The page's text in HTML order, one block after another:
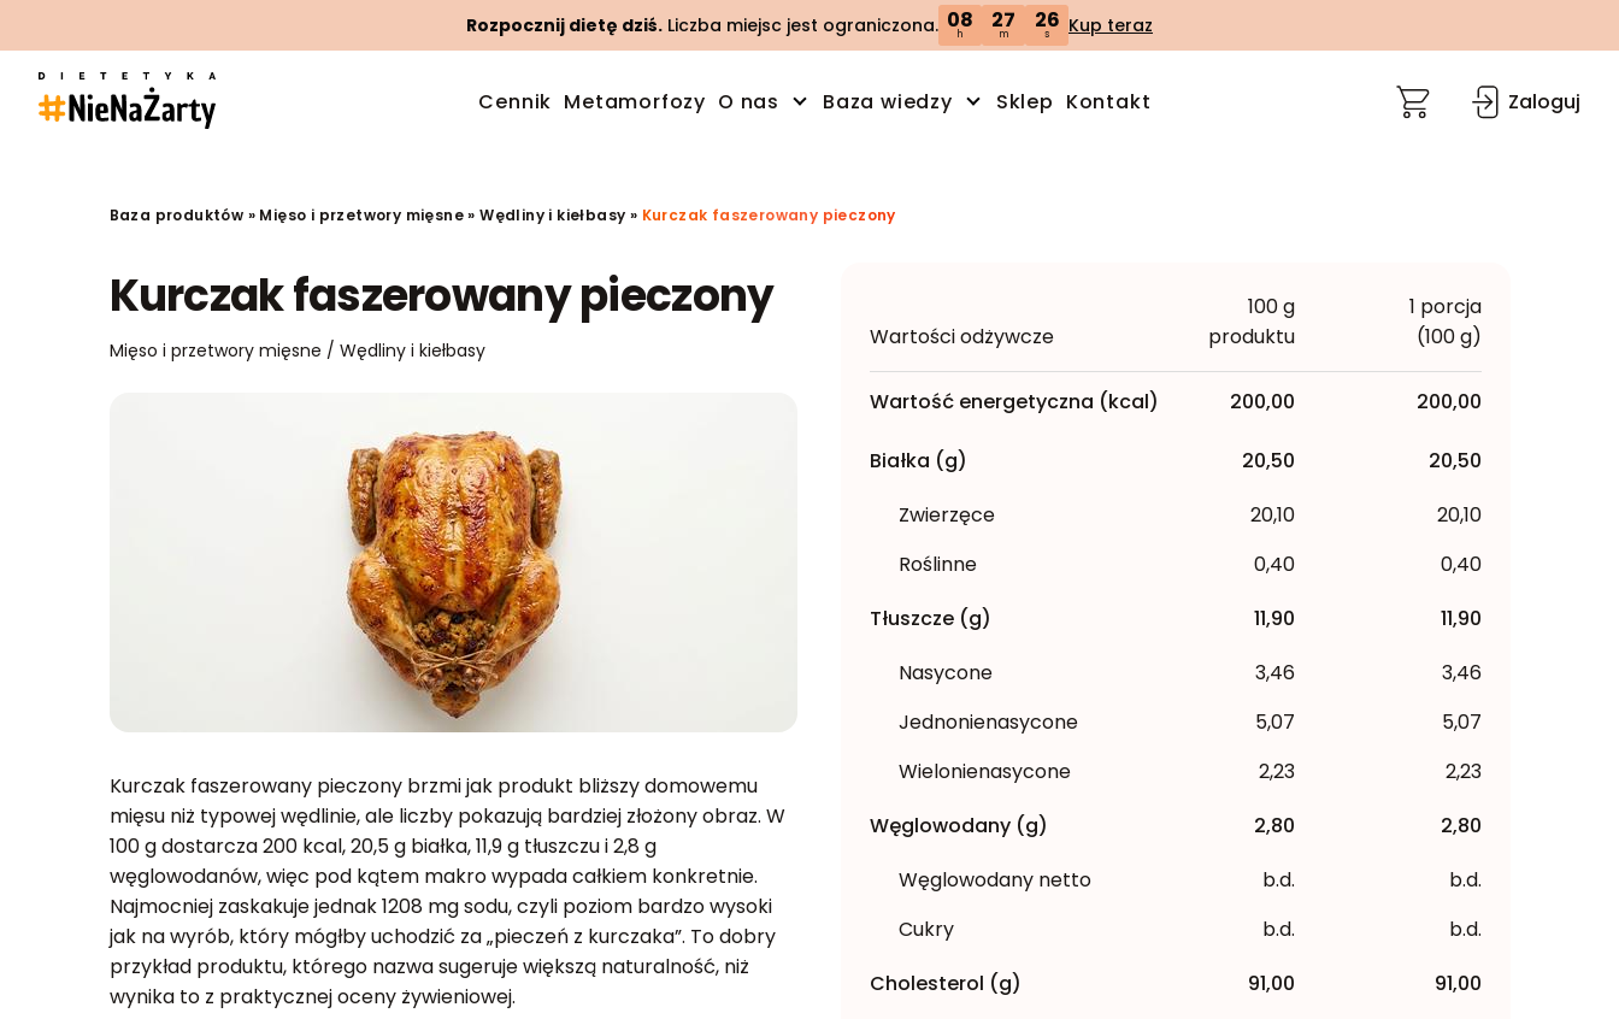
Rozpocznij dietę dziś. Liczba miejsc jest ograniczona. 08
h
27
m
25
s Kup teraz
Cennik Metamorfozy O nas Baza wiedzy Sklep Kontakt Zaloguj
Baza produktów » Mięso i przetwory mięsne»Wędliny i kiełbasy » Kurczak faszerowany pieczony
Kurczak faszerowany pieczony
Mięso i przetwory mięsne / Wędliny i kiełbasy
Kurczak faszerowany pieczony brzmi jak produkt bliższy domowemu
mięsu niż typowej wędlinie, ale liczby pokazują bardziej złożony obraz. W
100 g dostarcza 200 kcal, 20,5 g białka, 11,9 g tłuszczu i 2,8 g
węglowodanów, więc pod kątem makro wypada całkiem konkretnie.
Najmocniej zaskakuje jednak 1208 mg sodu, czyli poziom bardzo wysoki
jak na wyrób, który mógłby uchodzić za „pieczeń z kurczaka”. To dobry
przykład produktu, którego nazwa sugeruje większą naturalność, niż
wynika to z praktycznej oceny żywieniowej.
Wartości odżywcze
100 g
produktu
1 porcja
(100 g)
Wartość energetyczna (kcal) 200,00 200,00
Białka (g) 20,50
20,50
Zwierzęce
20,10
20,10
Roślinne
0,40
0,40
Tłuszcze (g)
11,90
11,90
Nasycone
3,46
3,46
Jednonienasycone
5,07
5,07
Wielonienasycone
2,23
2,23
Węglowodany (g)
2,80
2,80
Węglowodany netto
b.d.
b.d.
Cukry
b.d.
b.d.
Cholesterol (g)
91,00 91,00